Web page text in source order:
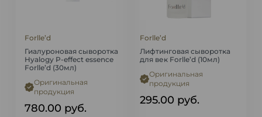
Forlle’d
Гиалуроновая сыворотка
Hyalogy P-effect essence
Forlle’d (30мл)
Оригинальная
продукция
780.00 руб.
Forlle’d
Лифтинговая сыворотка
для век Forlle’d (10мл)
Оригинальная
продукция
295.00 руб.